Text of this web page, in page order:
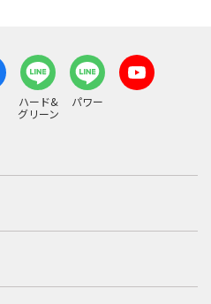
ハード&
グリーン
パワー